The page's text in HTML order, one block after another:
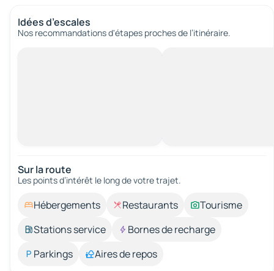
Idées d’escales
Nos recommandations d'étapes proches de l’itinéraire.
Sur la route
Les points d’intérêt le long de votre trajet.
Hébergements Restaurants
Tourisme
Stations service
Bornes de recharge
Parkings
Aires de repos